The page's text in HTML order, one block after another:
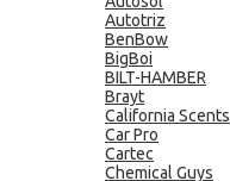
Autotriz
BenBow
BigBoi
BILT-HAMBER
Brayt
California Scents
Car Pro
Cartec
Chemical Guys